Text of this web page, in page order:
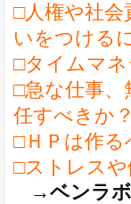
□人権や社
いをつける
□タイムマ
□急な仕事、
任すべきか
□ＨＰは作
□ストレス
→ベンラ